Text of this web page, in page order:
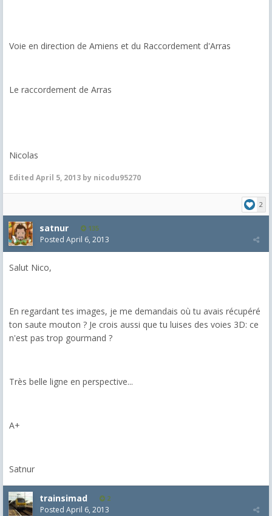
Voie en direction de Amiens et du Raccordement d'Arras
Le raccordement de Arras
Nicolas
Edited April 5, 2013 by nicodu95270
2
satnur 135
Posted April 6, 2013
Salut Nico,
En regardant tes images, je me demandais où tu avais récupéré
ton saute mouton ? Je crois aussi que tu luises des voies 3D: ce
n'est pas trop gourmand ?
Très belle ligne en perspective...
A+
Satnur
trainsimad 2
Posted April 6, 2013